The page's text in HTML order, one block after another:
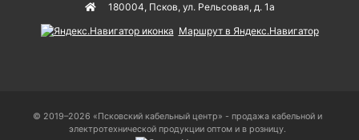
180004, Псков, ул. Рельсовая, д. 1а
Маршрут в Яндекс.Навигатор
© 2019–2026 «Псковский кабельный центр» - продажа кабельной и
электротехнической продукции оптом и в розницу.